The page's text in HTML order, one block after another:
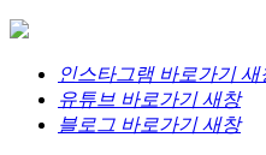
인스타그램 바로가기 새
유튜브 바로가기 새창
블로그 바로가기 새창